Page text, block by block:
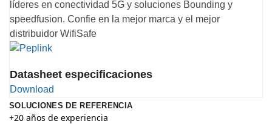
líderes en conectividad 5G y soluciones Bounding y
speedfusion. Confie en la mejor marca y el mejor
distribuidor WifiSafe
Datasheet especificaciones
Download
SOLUCIONES DE REFERENCIA
+20 años de experiencia